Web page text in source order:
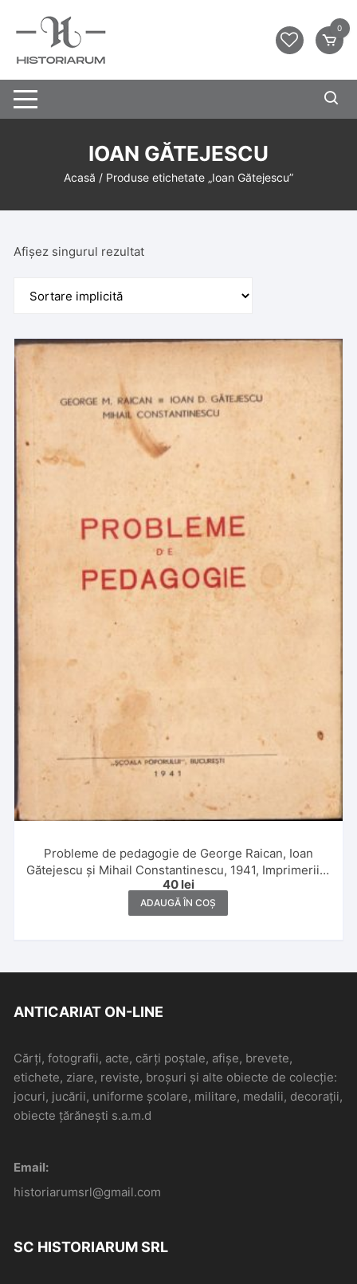
0
IOAN GĂTEJESCU
Acasă / Produse etichetate „Ioan Gătejescu”
Afișez singurul rezultat
Probleme de pedagogie de George Raican, Ioan
Gătejescu și Mihail Constantinescu, 1941, Imprimeriile
Cooperativei Școala Poporului, București
40 lei
ADAUGĂ ÎN COȘ
ANTICARIAT ON-LINE
Cărți, fotografii, acte, cărți poștale, afișe, brevete,
etichete, ziare, reviste, broșuri și alte obiecte de colecție:
jocuri, jucării, uniforme școlare, militare, medalii, decorații,
obiecte țărănești s.a.m.d
Email:
historiarumsrl@gmail.com
SC HISTORIARUM SRL